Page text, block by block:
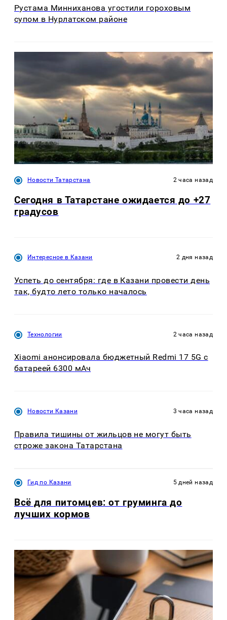
Рустама Минниханова угостили гороховым
супом в Нурлатском районе
Новости Татарстана 2 часа назад
Сегодня в Татарстане ожидается до +27
градусов
Интересное в Казани 2 дня назад
Успеть до сентября: где в Казани провести день
так, будто лето только началось
Технологии 2 часа назад
Xiaomi анонсировала бюджетный Redmi 17 5G с
батареей 6300 мАч
Новости Казани 3 часа назад
Правила тишины от жильцов не могут быть
строже закона Татарстана
Гид по Казани 5 дней назад
Всё для питомцев: от груминга до
лучших кормов